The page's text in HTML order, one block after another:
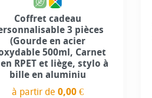
Coffret cadeau
3 pièces
(Gourde en acier
500ml, Carnet
RPET et liège, stylo à
bille en aluminiu
à partir de0,00 €